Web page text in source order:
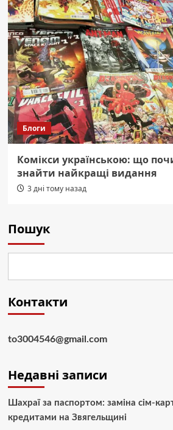
Блоги
Комікси українською: що
знайти найкращі видання
3 дні тому назад
Пошук
Контакти
to3004546@gmail.com
Недавні записи
Шахраї за паспортом: заміна сім-
кредитами на Звягельщині